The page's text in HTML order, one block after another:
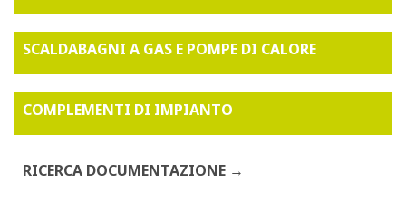
SCALDABAGNI A GAS E POMPE DI CALORE
COMPLEMENTI DI IMPIANTO
RICERCA DOCUMENTAZIONE